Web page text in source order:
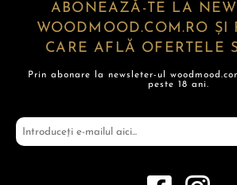
ABONEAZĂ-TE LA
WOODMOOD.COM.RO ȘI
CARE AFLĂ OFERTELE
Prin abonare la newsleter-ul
peste 18 ani.